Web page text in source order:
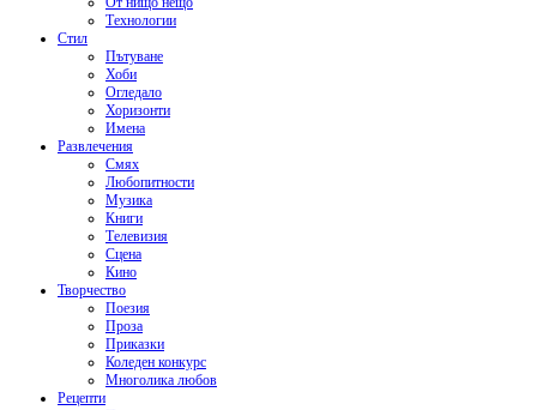
Технологии
Стил
Пътуване
Хоби
Огледало
Хоризонти
Имена
Развлечения
Смях
Любопитности
Музика
Книги
Телевизия
Сцена
Кино
Творчество
Поезия
Проза
Приказки
Коледен конкурс
Многолика любов
Рецепти